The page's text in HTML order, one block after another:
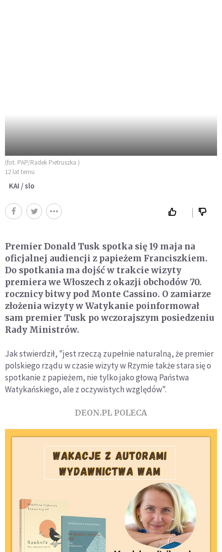
(fot. PAP/Radek Pietruszka )
12 lat temu
KAI / slo
Premier Donald Tusk spotka się 19 maja na
oficjalnej audiencji z papieżem Franciszkiem.
Do spotkania ma dojść w trakcie wizyty
premiera we Włoszech z okazji obchodów 70.
rocznicy bitwy pod Monte Cassino. O zamiarze
złożenia wizyty w Watykanie poinformował
sam premier Tusk po wczorajszym posiedzeniu
Rady Ministrów.
Jak stwierdził, "jest rzeczą zupełnie naturalną, że premier
polskiego rządu w czasie wizyty w Rzymie także stara się o
spotkanie z papieżem, nie tylko jako głową Państwa
Watykańskiego, ale z oczywistych względów".
DEON.PL POLECA